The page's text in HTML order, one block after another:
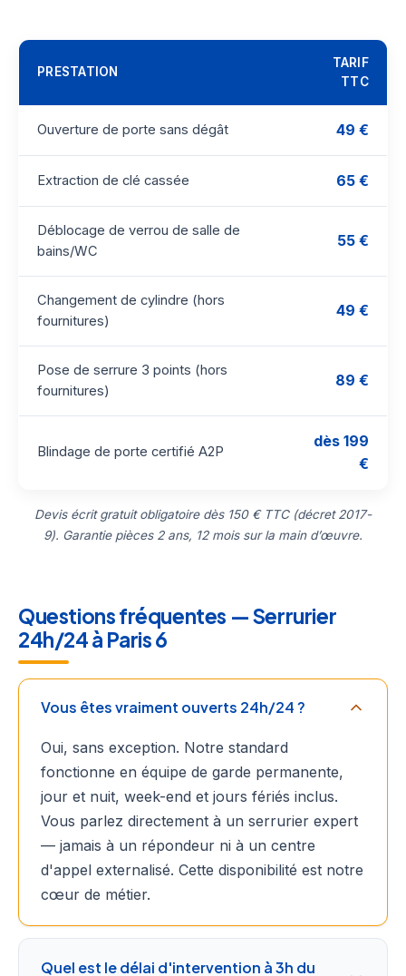
PRESTATION
TARIF
TTC
Ouverture de porte sans dégât 49 €
Extraction de clé cassée 65 €
Déblocage de verrou de salle de
bains/WC
55 €
Changement de cylindre (hors
fournitures)
49 €
Pose de serrure 3 points (hors
fournitures)
89 €
Blindage de porte certifié A2P
dès 199
€
Devis écrit gratuit obligatoire dès 150 € TTC (décret 2017-
9). Garantie pièces 2 ans, 12 mois sur la main d’œuvre.
Questions fréquentes — Serrurier
24h/24 à Paris 6
Vous êtes vraiment ouverts 24h/24 ?
Oui, sans exception. Notre standard
fonctionne en équipe de garde permanente,
jour et nuit, week-end et jours fériés inclus.
Vous parlez directement à un serrurier expert
— jamais à un répondeur ni à un centre
d'appel externalisé. Cette disponibilité est notre
cœur de métier.
Quel est le délai d'intervention à 3h du